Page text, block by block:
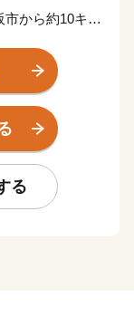
から約10キロ
部に武庫川と
自然にも癒さ
」が共存する
、江戸時代に
る